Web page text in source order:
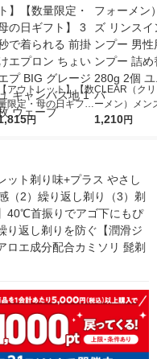
【アウトレット】【数
限定・母の日ギフ
】 3秒で着られる
ェーブ
円
CLEAR（ク
ーメン）メン
スインシャン
1,210円
ット剃り味+プラス やさし
（2）繰り返し剃り（3）剃
40℃首振りでアゴ下にもぴ
り返し剃りを防ぐ【潤滑ジ
ロエ成分配合カミソリ 髭剃